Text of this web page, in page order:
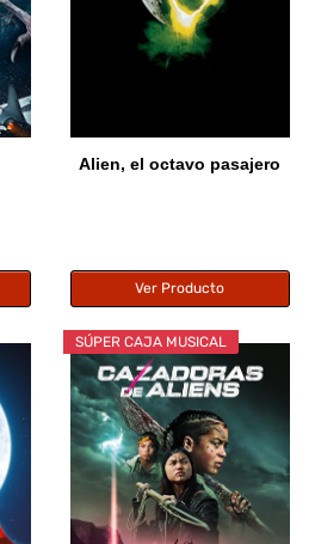
Alien, el octavo pasajero
Ver Producto
SÚPER CAJA MUSICAL